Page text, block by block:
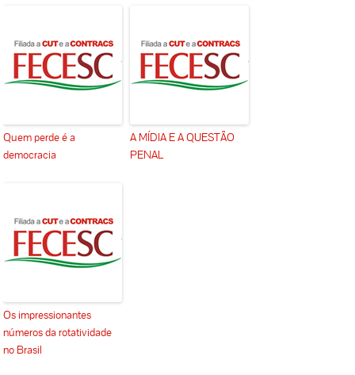
Quem perde é a
democracia
A MÍDIA E A QUESTÃO
PENAL
Os impressionantes
números da rotatividade
no Brasil